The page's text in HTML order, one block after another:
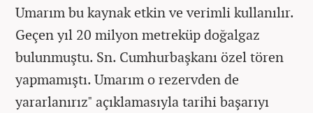
Umarım bu kaynak etkin ve verimli kullanılır.
Geçen yıl 20 milyon metreküp doğalgaz
bulunmuştu. Sn. Cumhurbaşkanı özel tören
yapmamıştı. Umarım o rezervden de
yararlanırız" açıklamasıyla tarihi başarıyı